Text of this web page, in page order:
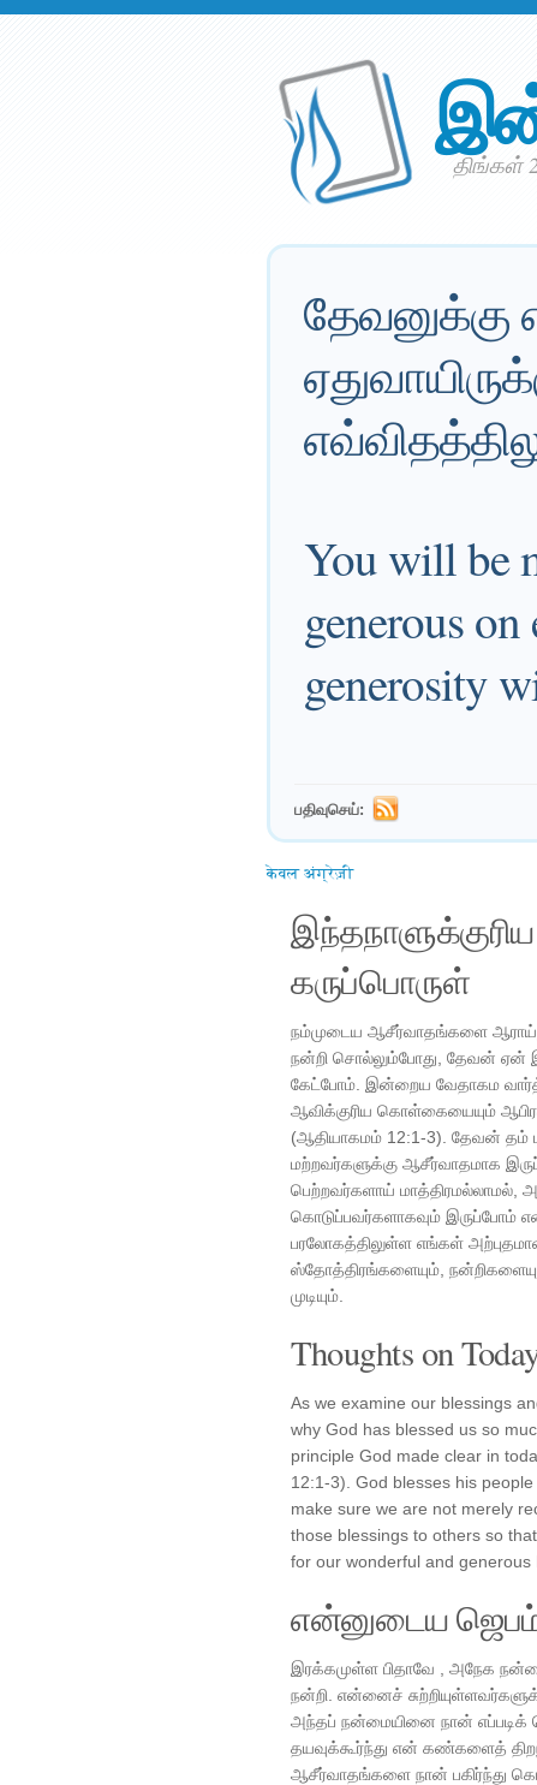
திங்கள்
You will be
generous
generosity
பதிவுசெய்:
केवल अंग्रेज़ी
கருப்பொருள்
நம்முடைய ஆசீர்வாதங்களை
நன்றி சொல்லும்போது, ​​தேவன் ஏன்
கேட்போம். இன்றைய வேதாகம
ஆவிக்குரிய கொள்கையையும்
(ஆதியாகமம் 12:1-3). தேவன்
மற்றவர்களுக்கு ஆசீர்வாதமாக
பெற்றவர்களாய்
கொடுப்பவர்களாகவும் இருப்போம்
பரலோகத்திலுள்ள எங்கள்
ஸ்தோத்திரங்களையும்,
முடியும்.
Thoughts on
As we examine our blessings
why God has blessed us so
principle God made clear in
12:1-3). God blesses his
make sure we are not merely
those blessings to others so
for our wonderful and generous
என்னுடைய
இரக்கமுள்ள பிதாவே , அநேக
நன்றி. என்னைச்
அந்தப் நன்மையினை நான் எப்படிக்
தயவுக்கூர்ந்து என் கண்களைத்
ஆசீர்வாதங்களை நான் பகிர்ந்து